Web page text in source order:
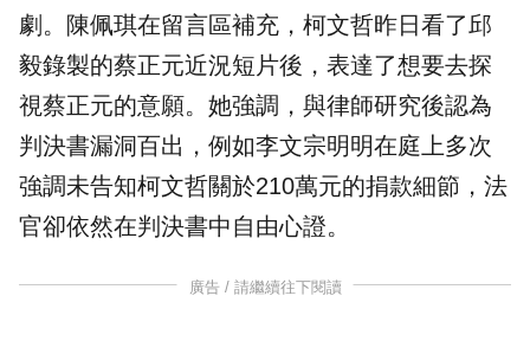
劇。陳佩琪在留言區補充，柯文哲昨日看了邱
毅錄製的蔡正元近況短片後，表達了想要去探
視蔡正元的意願。她強調，與律師研究後認為
判決書漏洞百出，例如李文宗明明在庭上多次
強調未告知柯文哲關於210萬元的捐款細節，法
官卻依然在判決書中自由心證。
廣告 / 請繼續往下閱讀